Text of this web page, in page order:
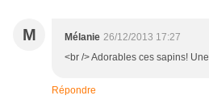
M Mélanie 26/12/2013 17:27
<br /> Adorables ces sapins!
Répondre